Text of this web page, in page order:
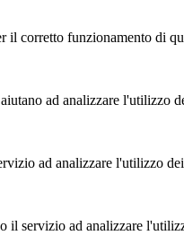
il corretto funzionamento di
ad analizzare l'utilizzo
ad analizzare l'utilizzo
il servizio ad analizzare